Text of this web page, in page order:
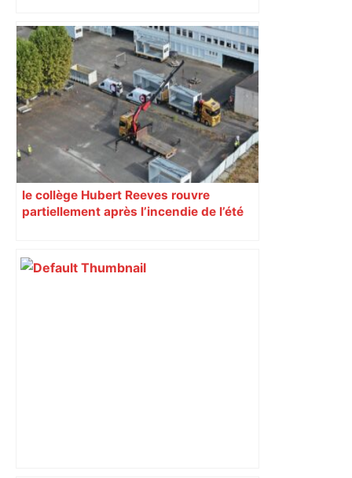
Augustins
le collège Hubert Reeves rouvre
partiellement après l’incendie de l’été